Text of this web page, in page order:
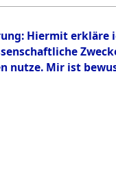
Hiermit erkläre
nutze. Mir ist